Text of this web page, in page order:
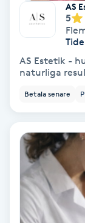
Sklerosering
Skägg
Skäggfärgning
Skäggklippning
Skäggtrimmning
Skönhet
AS
5
AS Estetik -
naturliga
Betala senare